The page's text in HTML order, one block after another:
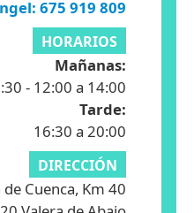
675 919 809
HORARIOS
Mañanas:
- 12:00 a 14:00
Tarde:
16:30 a 20:00
DIRECCIÓN
Cuenca, Km 40